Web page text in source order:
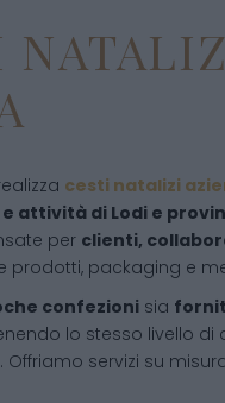
cesti natalizi
attività di Lodi e
per clienti,
prodotti, packaging e
confezioni sia
lo stesso livello di
servizi su